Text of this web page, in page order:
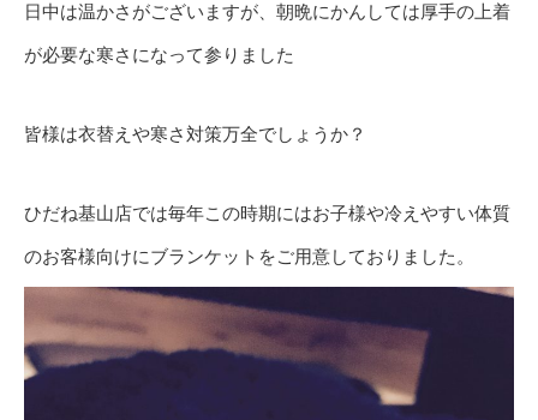
日中は温かさがございますが、朝晩にかんしては厚手の上着
が必要な寒さになって参りました
皆様は衣替えや寒さ対策万全でしょうか？
ひだね基山店では毎年この時期にはお子様や冷えやすい体質
のお客様向けにブランケットをご用意しておりました。